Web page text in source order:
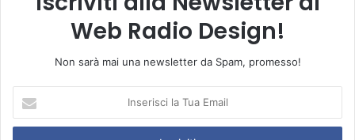
Web Radio Design!
Non sarà mai una newsletter da Spam, promesso!
s